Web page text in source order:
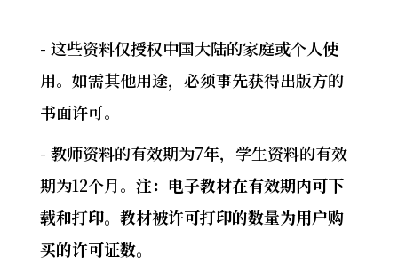
- 这些资料仅授权中国大陆的家庭或个人使
用。如需其他用途，必须事先获得出版方的
书面许可。
- 教师资料的有效期为7年，学生资料的有效
期为12个月。 注：电子教材在有效期内可下
载和打印。教材被许可打印的数量为用户购
买的许可证数。